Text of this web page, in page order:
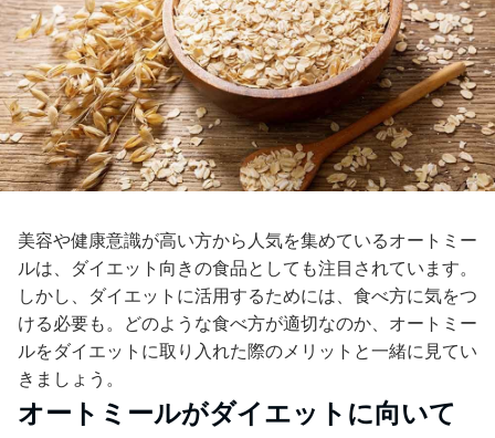
美容や健康意識が高い方から人気を集めているオートミー
ルは、ダイエット向きの食品としても注目されています。
しかし、ダイエットに活用するためには、食べ方に気をつ
ける必要も。どのような食べ方が適切なのか、オートミー
ルをダイエットに取り入れた際のメリットと一緒に見てい
きましょう。
オートミールがダイエットに向いて